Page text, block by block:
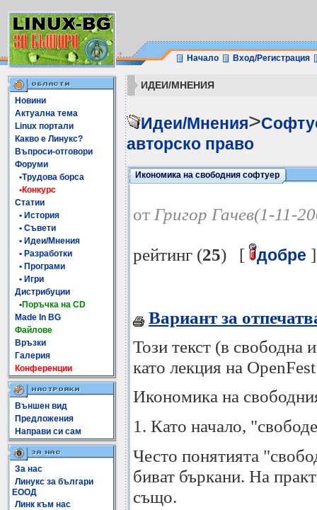
Начало Вход/Регистрация
Новини
Актуална тема
Linux портали
Какво е Линукс?
Въпроси-отговори
Форуми
•Трудова борса
•Конкурс
Статии
• История
• Съвети
• Идеи/Мнения
• Разработки
• Програми
• Игри
Дистрибуции
•Поръчка на CD
Made In BG
Файлове
Връзки
Галерия
Конференции
Външен вид
Предложения
Направи си сам
За нас
Линукс за българи
ЕООД
Линк към нас
ИДЕИ/МНЕНИЯ
Идеи/Мнения>
авторско право
Икономика на свободния софтуер
от Григор Гачев(1-11-
рейтинг (25) [ добре
Вариант за
Този текст (в свободна
като лекция на
Икономика на
1. Като начало,
Често понятията
биват бъркани. На
също.